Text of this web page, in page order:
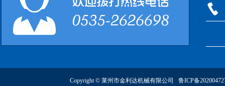
Copyright © 莱州市金利达机械有限公司 鲁ICP备